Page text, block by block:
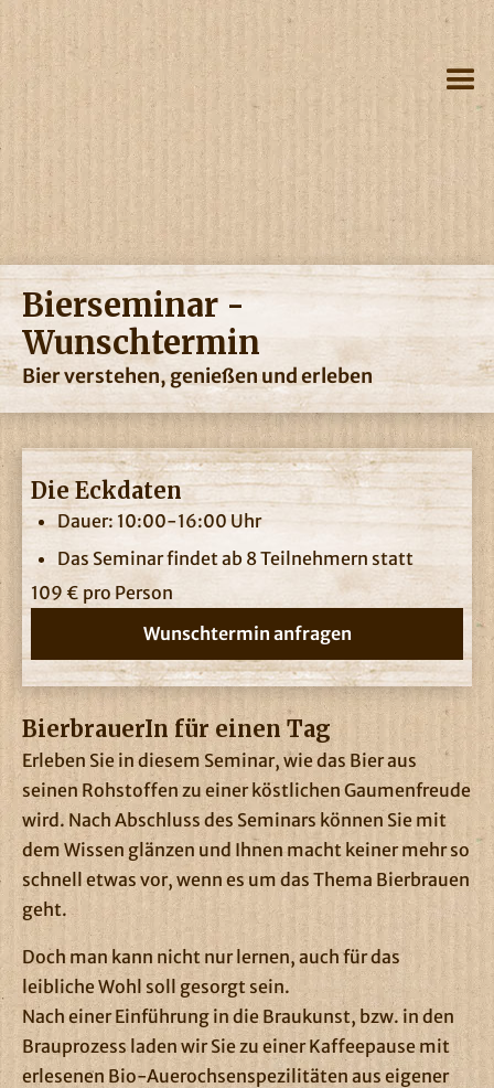
Bierseminar -
Wunschtermin
Bier verstehen, genießen und erleben
Die Eckdaten
Dauer: 10:00-16:00 Uhr
Das Seminar findet ab 8 Teilnehmern statt
109 € pro Person
Wunschtermin anfragen
BierbrauerIn für einen Tag
Erleben Sie in diesem Seminar, wie das Bier aus
seinen Rohstoffen zu einer köstlichen Gaumenfreude
wird. Nach Abschluss des Seminars können Sie mit
dem Wissen glänzen und Ihnen macht keiner mehr so
schnell etwas vor, wenn es um das Thema Bierbrauen
geht.
Doch man kann nicht nur lernen, auch für das
leibliche Wohl soll gesorgt sein.
Nach einer Einführung in die Braukunst, bzw. in den
Brauprozess laden wir Sie zu einer Kaffeepause mit
erlesenen Bio-Auerochsenspezilitäten aus eigener